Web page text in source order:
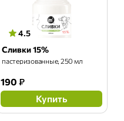
4.5
Сливки 15%
пастеризованные, 250 мл
190 ₽
Купить